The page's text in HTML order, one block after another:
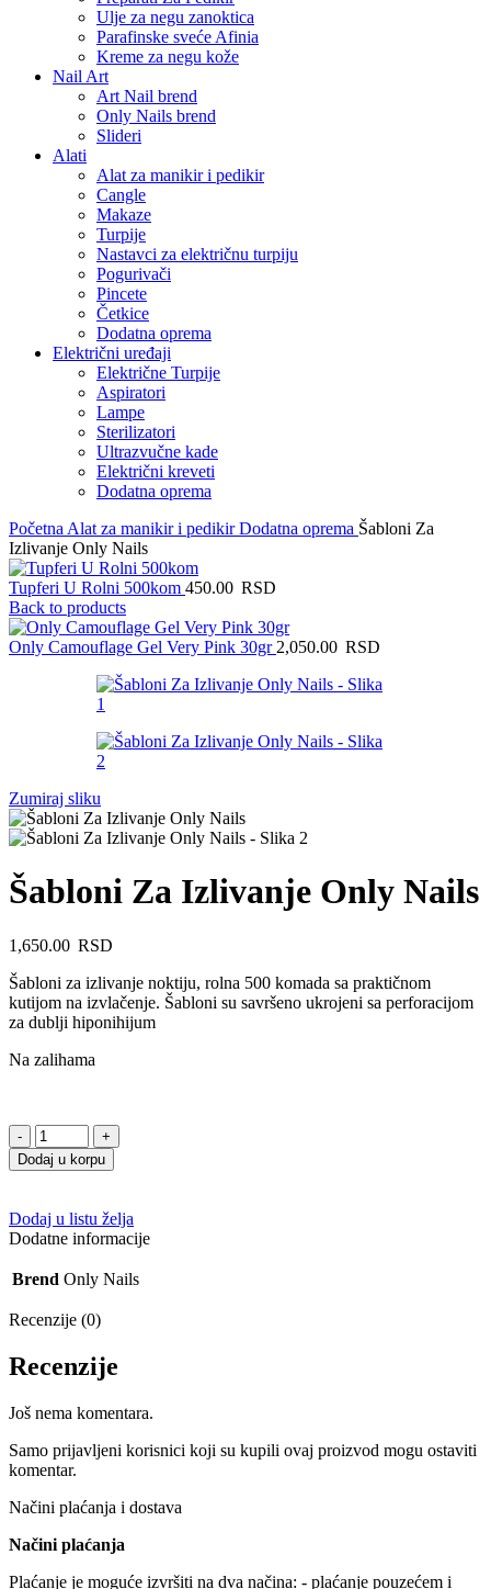
Ulje za negu zanoktica
Parafinske sveće Afinia
Kreme za negu kože
Nail Art
Art Nail brend
Only Nails brend
Slideri
Alati
Alat za manikir i pedikir
Cangle
Makaze
Turpije
Nastavci za električnu turpiju
Pogurivači
Pincete
Četkice
Dodatna oprema
Električni uređaji
Električne Turpije
Aspiratori
Lampe
Sterilizatori
Ultrazvučne kade
Električni kreveti
Dodatna oprema
Početna Alat za manikir i pedikirDodatna oprema Šabloni Za
Izlivanje Only Nails
Tupferi U Rolni 500kom 450.00 RSD
Back to products
Only Camouflage Gel Very Pink 30gr 2,050.00 RSD
Zumiraj sliku
Šabloni Za Izlivanje Only Nails
1,650.00 RSD
Šabloni za izlivanje noktiju, rolna 500 komada sa praktičnom
kutijom na izvlačenje. Šabloni su savršeno ukrojeni sa perforacijom
za dublji hiponihijum
Na zalihama
Šabloni
Za
Izlivanje
Nails
količina
Dodaj u korpu
Dodaj u listu želja
Dodatne informacije
Brend Only Nails
Recenzije (0)
Recenzije
Još nema komentara.
Samo prijavljeni korisnici koji su kupili ovaj proizvod mogu ostaviti
komentar.
Načini plaćanja i dostava
Načini plaćanja
Plaćanje je moguće izvršiti na dva načina: - plaćanje pouzećem i